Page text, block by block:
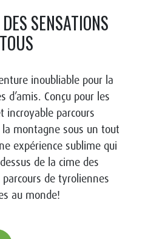
SENSATIONS
inoubliable pour la
d’amis. Conçu pour les
incroyable parcours
montagne sous un tout
expérience sublime qui
de la cime des
de tyroliennes
au monde!